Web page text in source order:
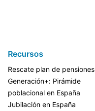
Recursos
Rescate plan de pensiones
Generación+: Pirámide
poblacional en España
Jubilación en España